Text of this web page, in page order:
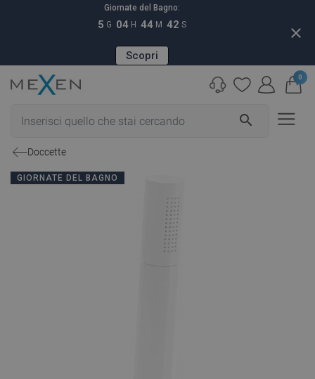
Giornate del Bagno:
5 G 04 H 44 M 40 S
Scopri
close
search
0
Doccette
GIORNATE DEL BAGNO